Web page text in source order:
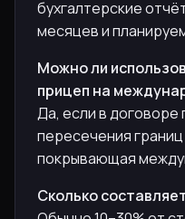
бухгалтерские
месяцев и
Можно ли
прицеп на
Да, если в
пересечения
покрывающая
Сколько